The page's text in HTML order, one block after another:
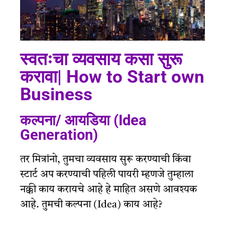
स्वतःचा व्यवसाय कसा सुरू
करावा| How to Start own
Business
कल्पना/ आयडिया (Idea
Generation)
तर मित्रांनो, तुमचा व्यवसाय सुरू करण्याची किंवा
स्टार्ट अप करण्याची पहिली पायरी म्हणजे तुम्हाला
नक्की काय करायचे आहे हे माहित असणे आवश्यक
आहे. तुमची कल्पना (Idea) काय आहे?